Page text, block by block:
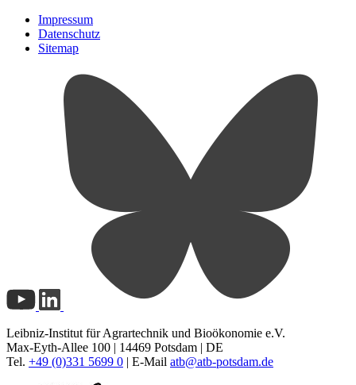
Impressum
Datenschutz
Sitemap
Leibniz-Institut für Agrartechnik und Bioökonomie e.V.
Max-Eyth-Allee 100 | 14469 Potsdam | DE
Tel. +49 (0)331 5699 0 | E-Mail atb@atb-potsdam.de